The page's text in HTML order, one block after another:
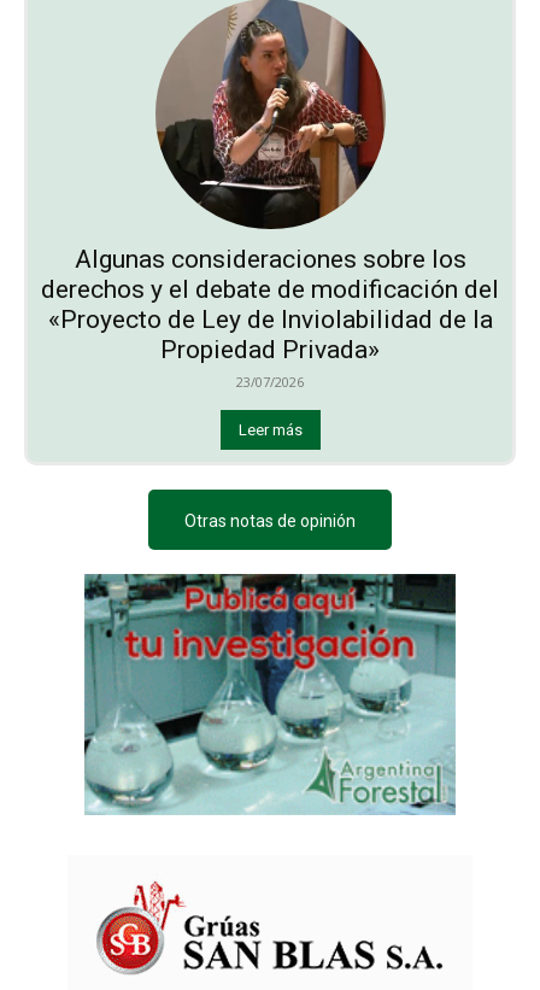
Algunas consideraciones sobre los
derechos y el debate de modificación del
«Proyecto de Ley de Inviolabilidad de la
Propiedad Privada»
23/07/2026
Leer más
Otras notas de opinión